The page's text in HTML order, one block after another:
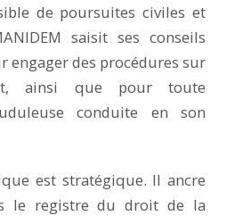
de poursuites civiles et
saisit ses conseils
engager des procédures sur
ainsi que pour toute
conduite en son
est stratégique. Il ancre
le registre du droit de la